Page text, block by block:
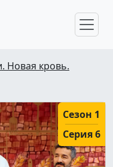
Новая кровь.
Сезон 1
Серия 6